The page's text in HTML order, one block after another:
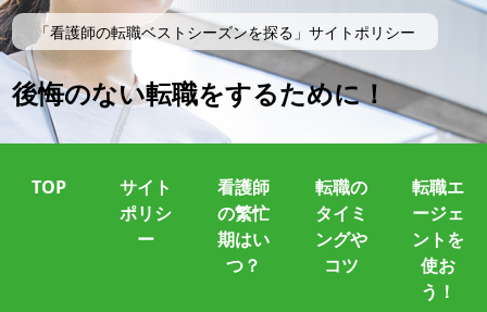
「看護師の転職ベストシーズンを探る」サイトポリシー
後悔のない転職をするために！
TOP
サイト
ポリシ
ー
看護師
の繁忙
期はい
つ？
転職の
タイミ
ングや
コツ
転職エ
ージェ
ントを
使お
う！